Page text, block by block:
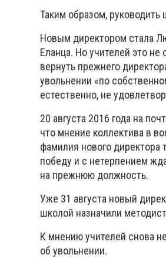
Таким образом, руководить
Новым директором стала
Еланца. Но учителей это не
вернуть прежнего
увольнении «по
естественно, не
20 августа 2016 года на
что мнение коллектива в
фамилия нового директора
победу и с нетерпением
на прежнюю должность.
Уже 31 августа новый
школой назначили
К мнению учителей снова
об увольнении.